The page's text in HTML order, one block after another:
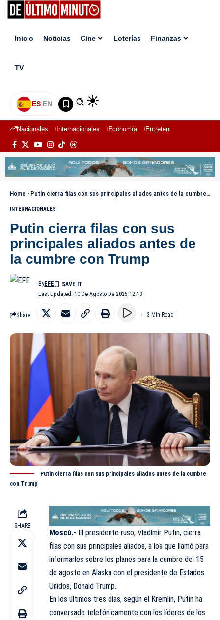
Inicio Noticias Cine Loterías Finanzas
TV
ES|EN
Nacionales Internacionales Economía Entretenimiento
Home - Putin cierra filas con sus principales aliados antes de la cumbre con Trump
INTERNACIONALES
Putin cierra filas con sus
principales aliados antes de
la cumbre con Trump
Last Updated: 10 De Agosto De 2025 12:13
ByEFE
Share 3 Min Read
Putin cierra filas con sus principales aliados antes de la cumbre
con Trump
SHARE
Moscú.- El presidente ruso, Vladímir Putin, cierra
filas con sus principales aliados, a los que llamó para
informarles sobre los planes para la cumbre del 15
de agosto en Alaska con el presidente de Estados
Unidos, Donald Trump.
En los últimos tres días, según el Kremlin, Putin ha
conversado telefónicamente con los líderes de los